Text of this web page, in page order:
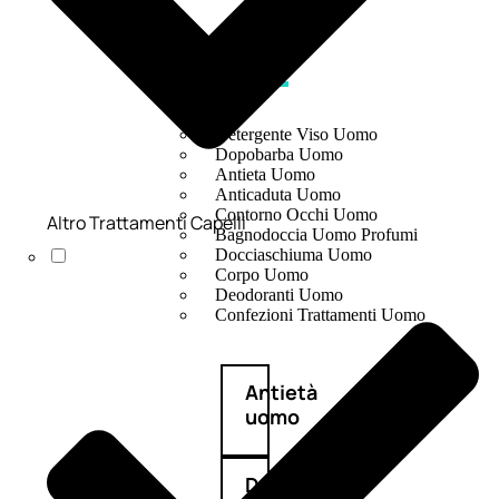
Detergente Viso Uomo
Dopobarba Uomo
Antieta Uomo
Anticaduta Uomo
Contorno Occhi Uomo
Bagnodoccia Uomo Profumi
Docciaschiuma Uomo
Corpo Uomo
Deodoranti Uomo
Confezioni Trattamenti Uomo
Antietà
uomo
Detergente
Altro Trattamenti Capelli